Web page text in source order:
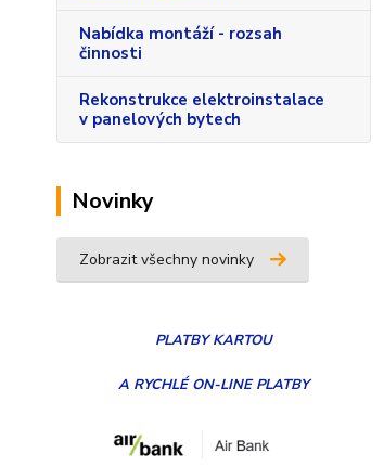
Nabídka montáží - rozsah
činnosti
Rekonstrukce elektroinstalace
v panelových bytech
Novinky
Zobrazit všechny novinky
PLATBYKARTOU
A RYCHLÉ ON-LINE PLATBY